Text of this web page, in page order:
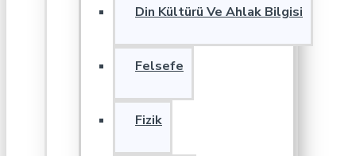
Din Kültürü Ve Ahlak Bilgisi
Felsefe
Fizik